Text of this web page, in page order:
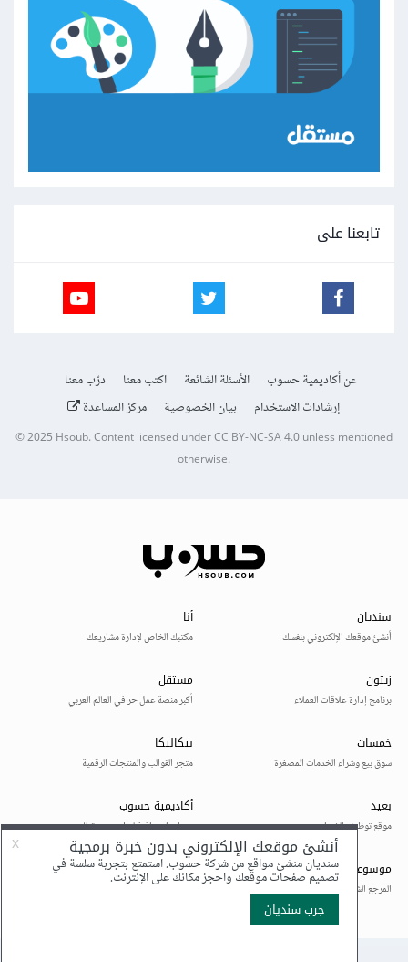
تابعنا على
عن أكاديمية حسوب الأسئلة الشائعة اكتب معنا
درّب معنا
إرشادات الاستخدام
بيان الخصوصية مركز المساعدة
© 2025Hsoub.Content licensed underCC BY-NC-SA 4.0unless mentioned
otherwise.